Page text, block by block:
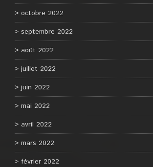
octobre 2022
septembre 2022
août 2022
juillet 2022
juin 2022
mai 2022
avril 2022
mars 2022
février 2022